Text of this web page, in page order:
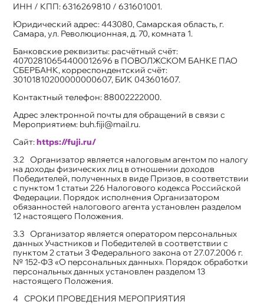
ИНН / КПП: 6316269810 / 631601001.
Юридический адрес: 443080, Самарская область, г.
Самара, ул. Революционная, д. 70, комната 1.
Банковские реквизиты: расчётный счёт:
40702810654400012696 в ПОВОЛЖСКОМ БАНКЕ ПАО
СБЕРБАНК, корреспондентский счёт:
30101810200000000607, БИК 043601607.
Контактный телефон: 88002222000.
Адрес электронной почты для обращений в связи с
Мероприятием: buh.fiji@mail.ru.
Сайт:https://fuji.ru/
Организатор является налоговым агентом по налогу
на доходы физических лиц в отношении доходов
Победителей, полученных в виде Призов, в соответствии
с пунктом 1 статьи 226 Налогового кодекса Российской
Федерации. Порядок исполнения Организатором
обязанностей налогового агента установлен разделом
12 настоящего Положения.
Организатор является оператором персональных
данных Участников и Победителей в соответствии с
пунктом 2 статьи 3 Федерального закона от 27.07.2006 г.
№ 152-ФЗ «О персональных данных». Порядок обработки
персональных данных установлен разделом 13
настоящего Положения.
СРОКИ ПРОВЕДЕНИЯ МЕРОПРИЯТИЯ